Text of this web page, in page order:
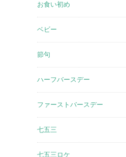
お食い初め
ベビー
節句
ハーフバースデー
ファーストバースデー
七五三
七五三ロケ